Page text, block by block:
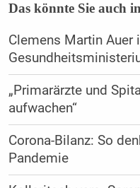
Das könnte Sie auch
Clemens Martin Auer
„Primarärzte und
aufwachen“
Corona-Bilanz: So
Pandemie